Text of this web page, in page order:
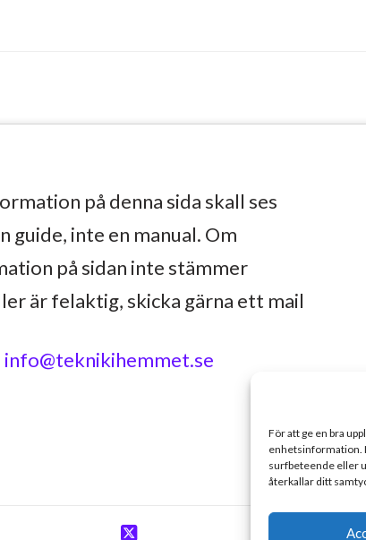
För att ge en bra
enhetsinformation.
surfbeteende eller
återkallar ditt
på denna sida skall ses
guide, inte en manual. Om
på sidan inte stämmer
är felaktig, skicka gärna ett mail
info@teknikihemmet.se